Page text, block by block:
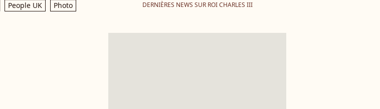
People UK Photo DERNIÈRES NEWS SUR ROI CHARLES III